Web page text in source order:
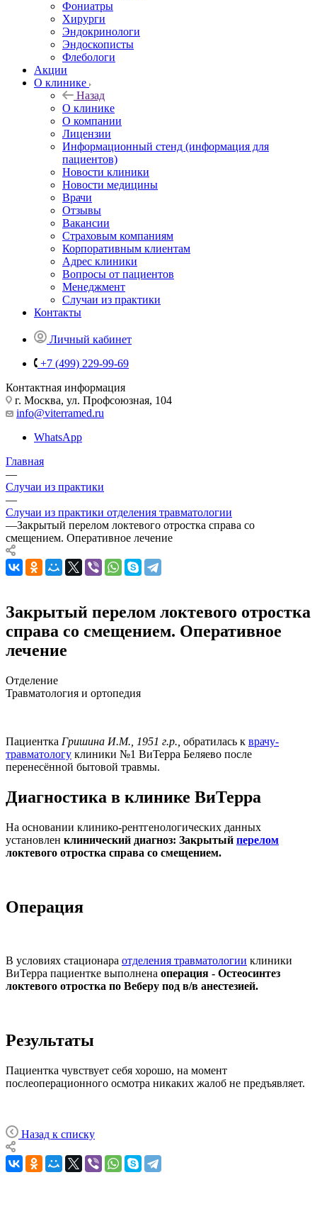
Фониатры
Хирурги
Эндокринологи
Эндоскописты
Флебологи
Акции
О клинике
Назад
О клинике
О компании
Лицензии
Информационный стенд (информация для
пациентов)
Новости клиники
Новости медицины
Врачи
Отзывы
Вакансии
Страховым компаниям
Корпоративным клиентам
Адрес клиники
Вопросы от пациентов
Менеджмент
Случаи из практики
Контакты
Личный кабинет
+7 (499) 229-99-69
Контактная информация
г. Москва, ул. Профсоюзная, 104
info@viterramed.ru
WhatsApp
Главная
—
Случаи из практики
—
Случаи из практики отделения травматологии
—Закрытый перелом локтевого отростка справа со
смещением. Оперативное лечение
Закрытый перелом локтевого отростка
справа со смещением. Оперативное
лечение
Отделение
Травматология и ортопедия
Пациентка Гришина И.М., 1951 г.р., обратилась к врачу-
травматологу клиники №1 ВиТерра Беляево после
перенесённой бытовой травмы.
Диагностика в клинике ВиТерра
На основании клинико-рентгенологических данных
установлен клинический диагноз: Закрытый перелом
локтевого отростка справа со смещением.
Операция
В условиях стационара отделения травматологии клиники
ВиТерра пациентке выполнена операция - Остеосинтез
локтевого отростка по Веберу под в/в анестезией.
Результаты
Пациентка чувствует себя хорошо, на момент
послеоперационного осмотра никаких жалоб не предъявляет.
Назад к списку